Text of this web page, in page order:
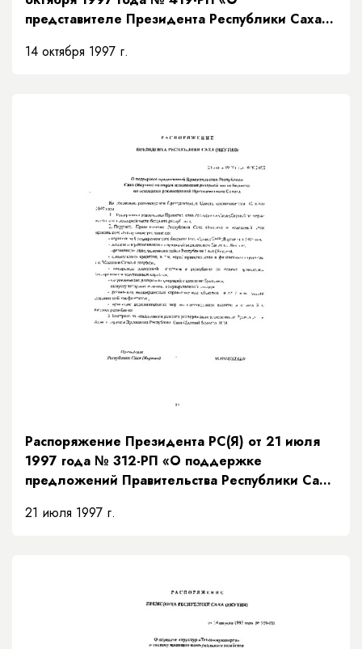
представителе Президента Республики Саха
14 октября 1997 г.
Распоряжение Президента РС(Я) от 21 июля
1997 года № 312-РП «О поддержке
предложений Правительства Республики Саха
бюджета на основании рекомендаций
21 июля 1997 г.